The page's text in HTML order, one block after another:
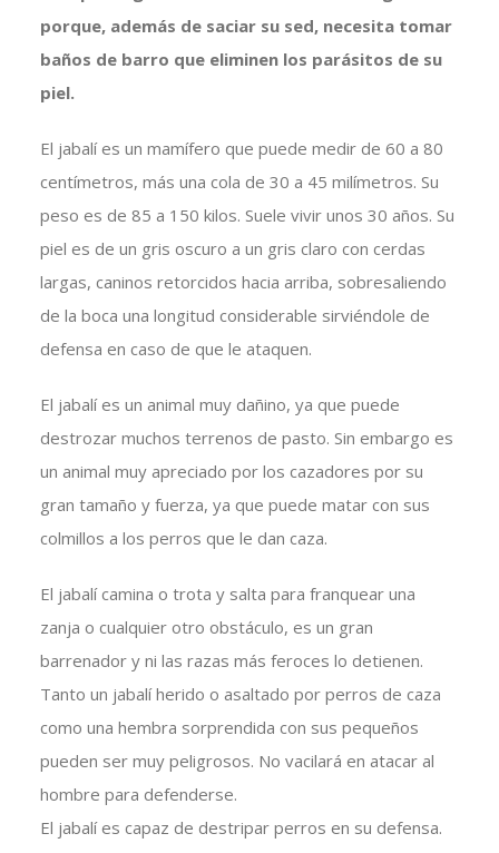
porque, además de saciar su sed, necesita tomar
baños de barro que eliminen los parásitos de su
piel.
El jabalí es un mamífero que puede medir de 60 a 80
centímetros, más una cola de 30 a 45 milímetros. Su
peso es de 85 a 150 kilos. Suele vivir unos 30 años. Su
piel es de un gris oscuro a un gris claro con cerdas
largas, caninos retorcidos hacia arriba, sobresaliendo
de la boca una longitud considerable sirviéndole de
defensa en caso de que le ataquen.
El jabalí es un animal muy dañino, ya que puede
destrozar muchos terrenos de pasto. Sin embargo es
un animal muy apreciado por los cazadores por su
gran tamaño y fuerza, ya que puede matar con sus
colmillos a los perros que le dan caza.
El jabalí camina o trota y salta para franquear una
zanja o cualquier otro obstáculo, es un gran
barrenador y ni las razas más feroces lo detienen.
Tanto un jabalí herido o asaltado por perros de caza
como una hembra sorprendida con sus pequeños
pueden ser muy peligrosos. No vacilará en atacar al
hombre para defenderse.
El jabalí es capaz de destripar perros en su defensa.